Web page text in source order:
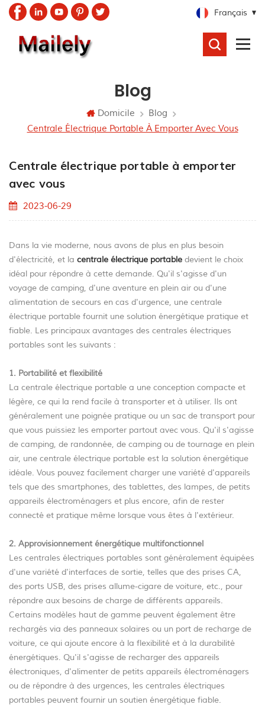
Français
Blog
Domicile
Blog
Centrale Électrique Portable À Emporter Avec Vous
Centrale électrique portable à emporter
avec vous
2023-06-29
Dans la vie moderne, nous avons de plus en plus besoin
d'électricité, et la centrale électrique portable devient le choix
idéal pour répondre à cette demande. Qu'il s'agisse d'un
voyage de camping, d'une aventure en plein air ou d'une
alimentation de secours en cas d'urgence, une centrale
électrique portable fournit une solution énergétique pratique et
fiable. Les principaux avantages des centrales électriques
portables sont les suivants :
1. Portabilité et flexibilité
La centrale électrique portable a une conception compacte et
légère, ce qui la rend facile à transporter et à utiliser. Ils ont
généralement une poignée pratique ou un sac de transport pour
que vous puissiez les emporter partout avec vous. Qu'il s'agisse
de camping, de randonnée, de camping ou de tournage en plein
air, une centrale électrique portable est la solution énergétique
idéale. Vous pouvez facilement charger une variété d'appareils
tels que des smartphones, des tablettes, des lampes, de petits
appareils électroménagers et plus encore, afin de rester
connecté et pratique même lorsque vous êtes à l'extérieur.
2. Approvisionnement énergétique multifonctionnel
Les centrales électriques portables sont généralement équipées
d'une variété d'interfaces de sortie, telles que des prises CA,
des ports USB, des prises allume-cigare de voiture, etc., pour
répondre aux besoins de charge de différents appareils.
Certains modèles haut de gamme peuvent également être
rechargés via des panneaux solaires ou un port de recharge de
voiture, ce qui ajoute encore à la flexibilité et à la durabilité
énergétiques. Qu'il s'agisse de recharger des appareils
électroniques, d'alimenter de petits appareils électroménagers
ou de répondre à des urgences, les centrales électriques
portables peuvent fournir un soutien énergétique fiable.